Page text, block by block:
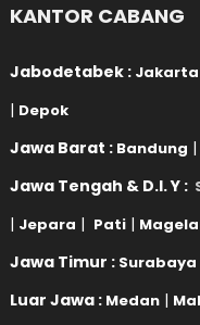
KANTOR CABANG
Jabodetabek : Jakarta
| Depok
Jawa Barat : Bandung |
Jawa Tengah & D.I. Y :
| Jepara | Pati |
Jawa Timur : Surabaya
Luar Jawa : Medan |